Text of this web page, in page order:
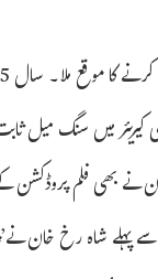
کیریئر میں سنگ میل
ثابت ہوئی۔ سال 1999 میں شاہ رخ
پہلے شاہ رخ خان